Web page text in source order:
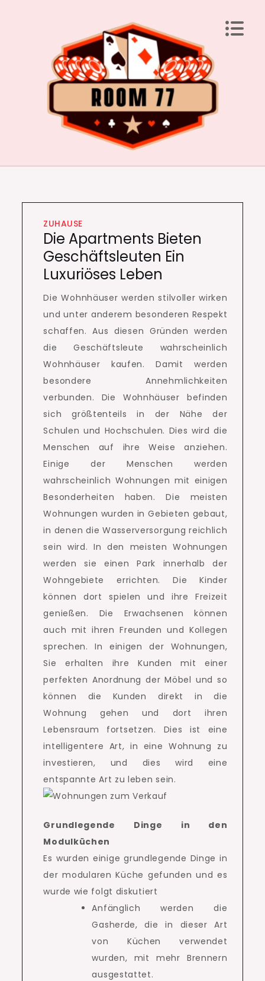
Room 77
ZUHAUSE
Die Apartments Bieten
Geschäftsleuten Ein
Luxuriöses Leben
Die Wohnhäuser werden stilvoller wirken
und unter anderem besonderen Respekt
schaffen.Aus diesen Gründen werden
die Geschäftsleute wahrscheinlich
Wohnhäuser kaufen.Damit werden
besondere Annehmlichkeiten
verbunden. Die Wohnhäuser befinden
sich größtenteils in der Nähe der
Schulen und Hochschulen. Dies wird die
Menschen auf ihre Weise anziehen.
Einige der Menschen werden
wahrscheinlich Wohnungen mit einigen
Besonderheiten haben.Die meisten
Wohnungen wurden in Gebieten gebaut,
in denen die Wasserversorgung reichlich
sein wird. In den meisten Wohnungen
werden sie einen Park innerhalb der
Wohngebiete errichten.Die Kinder
können dort spielen und ihre Freizeit
genießen. Die Erwachsenen können
auch mit ihren Freunden und Kollegen
sprechen.In einigen der Wohnungen,
Sie erhalten ihre Kunden mit einer
perfekten Anordnung der Möbel und so
können die Kunden direkt in die
Wohnung gehen und dort ihren
Lebensraum fortsetzen. Dies ist eine
intelligentere Art, in eine Wohnung zu
investieren, und dies wird eine
entspannte Art zu leben sein.
Grundlegende Dinge in den
Modulküchen
Es wurden einige grundlegende Dinge in
der modularen Küche gefunden und es
wurde wie folgt diskutiert
Anfänglich werden die
Gasherde, die in dieser Art
von Küchen verwendet
wurden, mit mehr Brennern
ausgestattet.